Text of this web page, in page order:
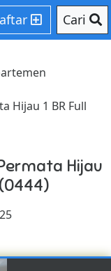
Cari
Hijau 1 BR Full
Hijau